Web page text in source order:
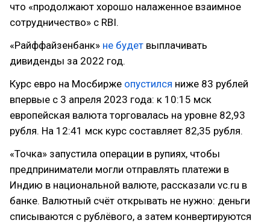
что «продолжают хорошо налаженное взаимное
сотрудничество» с RBI.
«Райффайзенбанк» не будет выплачивать
дивиденды за 2022 год.
Курс евро на Мосбирже опустился ниже 83 рублей
впервые с 3 апреля 2023 года: к 10:15 мск
европейская валюта торговалась на уровне 82,93
рубля. На 12:41 мск курс составляет 82,35 рубля.
«Точка» запустила операции в рупиях, чтобы
предприниматели могли отправлять платежи в
Индию в национальной валюте, рассказали vc.ru в
банке. Валютный счёт открывать не нужно: деньги
списываются с рублёвого, а затем конвертируются